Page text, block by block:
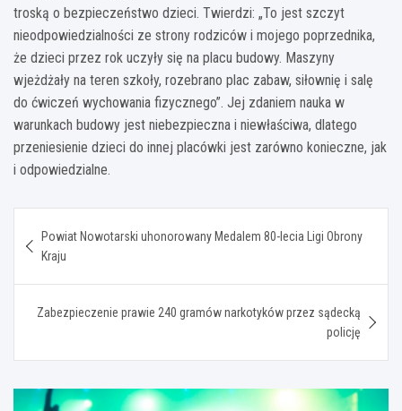
troską o bezpieczeństwo dzieci. Twierdzi: „To jest szczyt
nieodpowiedzialności ze strony rodziców i mojego poprzednika,
że dzieci przez rok uczyły się na placu budowy. Maszyny
wjeżdżały na teren szkoły, rozebrano plac zabaw, siłownię i salę
do ćwiczeń wychowania fizycznego”. Jej zdaniem nauka w
warunkach budowy jest niebezpieczna i niewłaściwa, dlatego
przeniesienie dzieci do innej placówki jest zarówno konieczne, jak
i odpowiedzialne.
wpisu
Powiat Nowotarski uhonorowany Medalem 80-lecia Ligi Obrony
Kraju
Zabezpieczenie prawie 240 gramów narkotyków przez sądecką
policję